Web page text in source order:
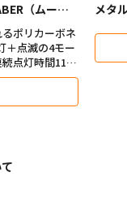
（ムーン
ポリカーボネ
点滅の4モー
点灯時間11時
メタ